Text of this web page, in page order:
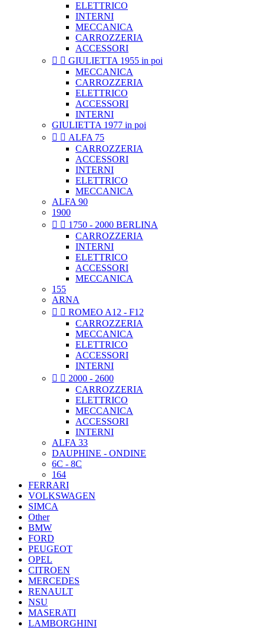
ELETTRICO
INTERNI
MECCANICA
CARROZZERIA
ACCESSORI
  GIULIETTA 1955 in poi
MECCANICA
CARROZZERIA
ELETTRICO
ACCESSORI
INTERNI
GIULIETTA 1977 in poi
  ALFA 75
CARROZZERIA
ACCESSORI
INTERNI
ELETTRICO
MECCANICA
ALFA 90
1900
  1750 - 2000 BERLINA
CARROZZERIA
INTERNI
ELETTRICO
ACCESSORI
MECCANICA
155
ARNA
  ROMEO A12 - F12
CARROZZERIA
MECCANICA
ELETTRICO
ACCESSORI
INTERNI
  2000 - 2600
CARROZZERIA
ELETTRICO
MECCANICA
ACCESSORI
INTERNI
ALFA 33
DAUPHINE - ONDINE
6C - 8C
164
FERRARI
VOLKSWAGEN
SIMCA
Other
BMW
FORD
PEUGEOT
OPEL
CITROEN
MERCEDES
RENAULT
NSU
MASERATI
LAMBORGHINI